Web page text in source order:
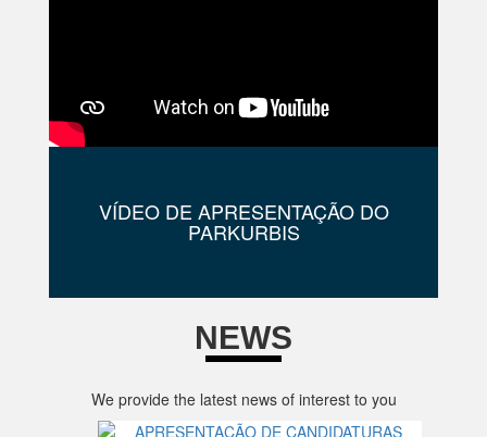
VÍDEO DE APRESENTAÇÃO DO
PARKURBIS
NEWS
We provide the latest news of interest to you